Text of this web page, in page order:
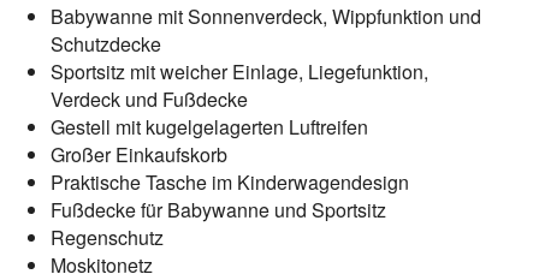
Babywanne mit Sonnenverdeck, Wippfunktion und
Schutzdecke
Sportsitz mit weicher Einlage, Liegefunktion,
Verdeck und Fußdecke
Gestell mit kugelgelagerten Luftreifen
Großer Einkaufskorb
Praktische Tasche im Kinderwagendesign
Fußdecke für Babywanne und Sportsitz
Regenschutz
Moskitonetz